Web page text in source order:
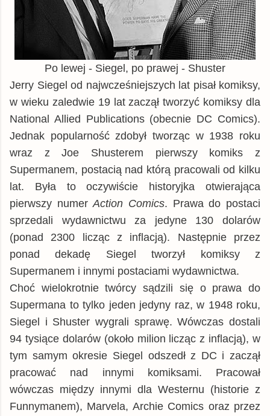
Po lewej - Siegel, po prawej - Shuster
Jerry Siegel od najwcześniejszych lat pisał komiksy,
w wieku zaledwie 19 lat zaczął tworzyć komiksy dla
National Allied Publications (obecnie DC Comics).
Jednak popularność zdobył tworząc w 1938 roku
wraz z Joe Shusterem pierwszy komiks z
Supermanem, postacią nad którą pracowali od kilku
lat. Była to oczywiście historyjka otwierająca
pierwszy numerAction Comics. Prawa do postaci
sprzedali wydawnictwu za jedyne 130 dolarów
(ponad 2300 licząc z inflacją). Następnie przez
ponad dekadę Siegel tworzył komiksy z
Supermanem i innymi postaciami wydawnictwa.
Choć wielokrotnie twórcy sądzili się o prawa do
Supermana to tylko jeden jedyny raz, w 1948 roku,
Siegel i Shuster wygrali sprawę. Wówczas dostali
94 tysiące dolarów (około milion licząc z inflacją), w
tym samym okresie Siegel odszedł z DC i zaczął
pracować nad innymi komiksami. Pracował
wówczas między innymi dla Westernu (historie z
Funnymanem), Marvela, Archie Comics oraz przez